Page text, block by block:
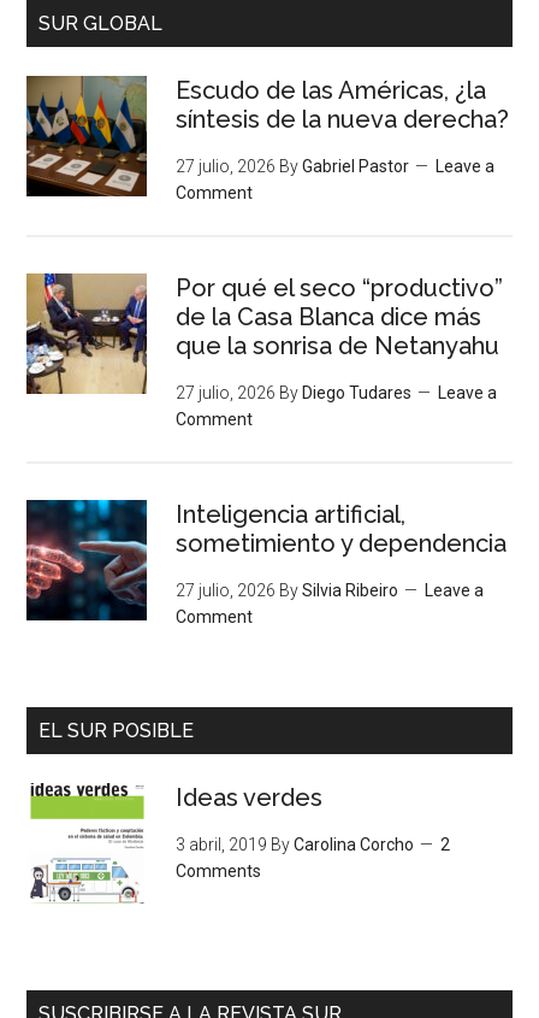
SUR GLOBAL
Escudo de las Américas, ¿la
síntesis de la nueva derecha?
27 julio, 2026 ByGabriel Pastor
Leave a
Comment
Por qué el seco “productivo”
de la Casa Blanca dice más
que la sonrisa de Netanyahu
27 julio, 2026 By Diego Tudares
Leave a
Comment
Inteligencia artificial,
sometimiento y dependencia
27 julio, 2026 BySilvia Ribeiro
Leave a
Comment
EL SUR POSIBLE
Ideas verdes
3 abril, 2019 ByCarolina Corcho
2
Comments